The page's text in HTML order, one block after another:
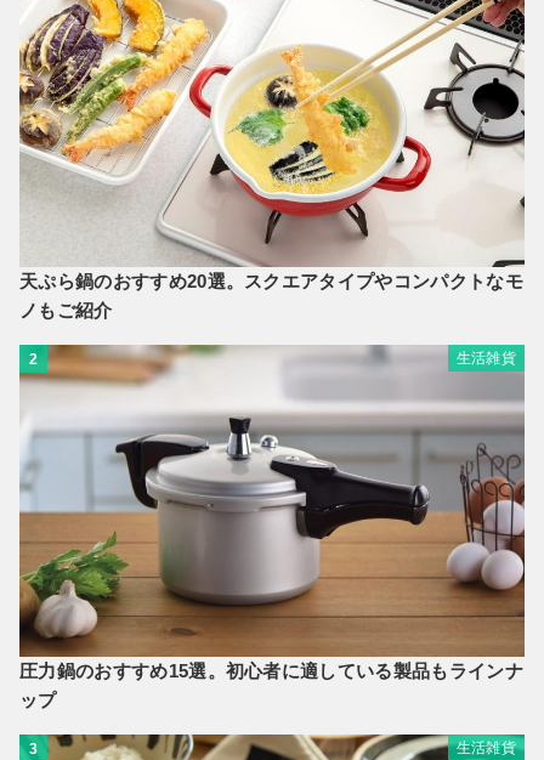
天ぷら鍋のおすすめ20選。スクエアタイプやコンパクトなモ
ノもご紹介
2 生活雑貨
圧力鍋のおすすめ15選。初心者に適している製品もラインナ
ップ
3 生活雑貨